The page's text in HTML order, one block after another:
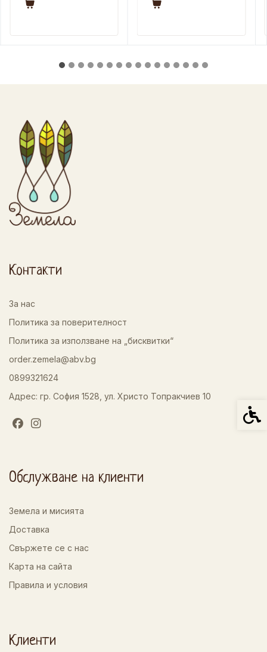
Контакти
За нас
Политика за поверителност
Политика за използване на „бисквитки“
order.zemela@abv.bg
0899321624
Адрес: гр. София 1528, ул. Христо Топракчиев 10
Обслужване на клиенти
Земела и мисията
Доставка
Свържете се с нас
Карта на сайта
Правила и условия
Клиенти